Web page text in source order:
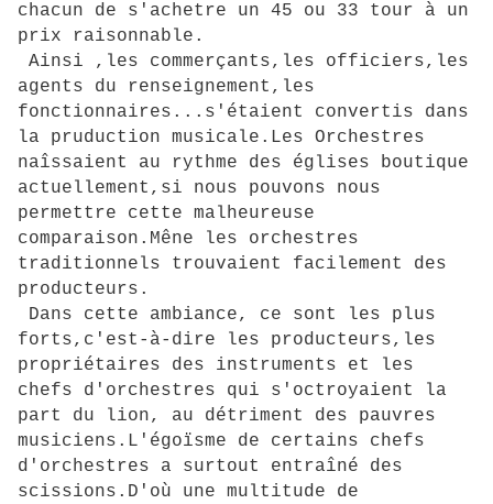
chacun de s'achetre un 45 ou 33 tour à un
prix raisonnable.
Ainsi ,les commerçants,les officiers,les
agents du renseignement,les
fonctionnaires...s'étaient convertis dans
la pruduction musicale.Les Orchestres
naîssaient au rythme des églises boutique
actuellement,si nous pouvons nous
permettre cette malheureuse
comparaison.Mêne les orchestres
traditionnels trouvaient facilement des
producteurs.
Dans cette ambiance, ce sont les plus
forts,c'est-à-dire les producteurs,les
propriétaires des instruments et les
chefs d'orchestres qui s'octroyaient la
part du lion, au détriment des pauvres
musiciens.L'égoïsme de certains chefs
d'orchestres a surtout entraîné des
scissions.D'où une multitude de